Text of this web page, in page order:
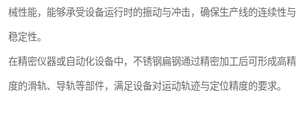
械性能，能够承受设备运行时的振动与冲击，确保生产线的连续性与
稳定性。
在精密仪器或自动化设备中，不锈钢扁钢通过精密加工后可形成高精
度的滑轨、导轨等部件，满足设备对运动轨迹与定位精度的要求。